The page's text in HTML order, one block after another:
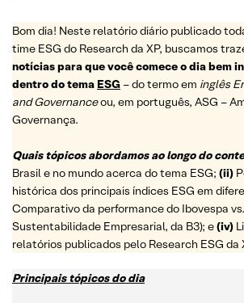
Bom dia! Neste relatório diário publicado
time ESG do Research da XP, buscamos
notícias para que você comece o dia bem
dentro do tema ESG – do termo em inglês
and Governanceou, em português, ASG –
Governança.
Quais tópicos abordamos ao longo do
Brasil e no mundo acerca do tema ESG; (ii)
histórica dos principais índices ESG em
Comparativo da performance do Ibovespa
Sustentabilidade Empresarial, da B3); e(iv)
relatórios publicados pelo Research ESG da
Principais tópicos do dia